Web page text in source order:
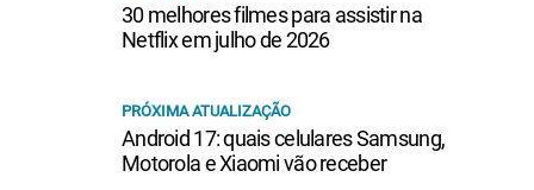
30 melhores filmes para assistir na
Netflix em julho de 2026
PRÓXIMA ATUALIZAÇÃO
Android 17: quais celulares Samsung,
Motorola e Xiaomi vão receber